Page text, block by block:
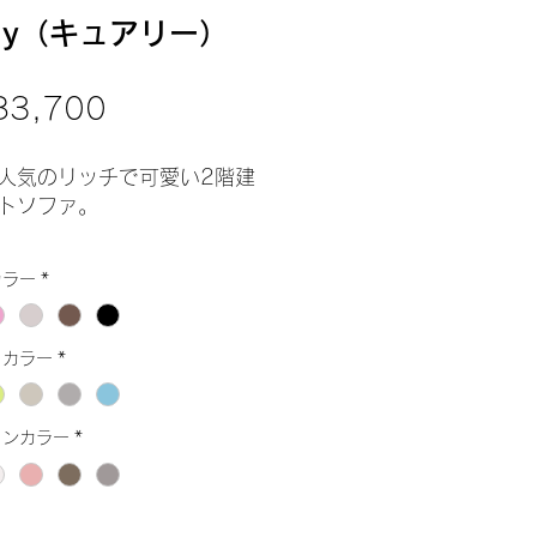
（キュアリー）
格
気のリッチで可愛い2階建
ソファ。
ように広くしています。
れ家的に・・。
つもと違う目線の高さでみ
守る・・。
使い方が出来ます。
ー *
ラー *
カラー *